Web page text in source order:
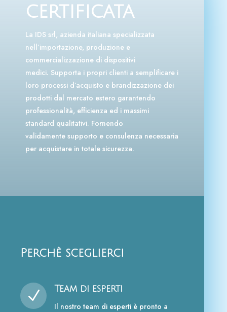
certificata
La IDS srl, azienda italiana specializzata
nell’importazione, produzione e
commercializzazione di dispositivi
medici. Supporta i propri clienti a semplificare i
loro processi d’acquisto e brandizzazione dei
prodotti dal mercato estero garantendo
professionalità, efficienza ed i massimi
standard qualitativi. Fornendo
validamente supporto e consulenza necessaria
per acquistare in totale sicurezza.
Perchè sceglierci
N
Team di esperti
Il nostro team di esperti è pronto a